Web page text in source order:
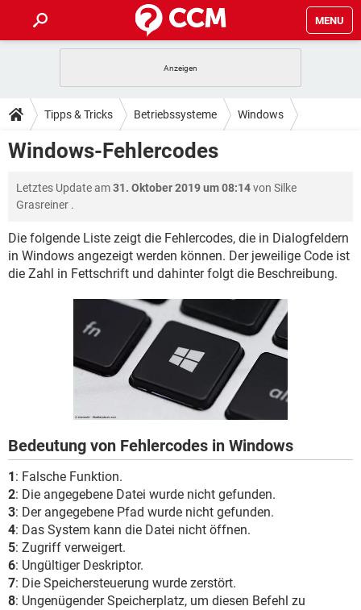
MENU
ANDROID IOS
WINDOWS 10 INSTAGRAM
FACEBOOK
TIPPS & TRICKS
SPIELE STREAMING
ANDROID IOS
WINDOWS 10 INSTAGRAM
FACEBOOK HARDWARE
DOWNLOADS
ANDROID
WHATSAPP TIKTOK
HARDWARE
FORUM
ANDROID IOS
WINDOWS 10 INSTAGRAM
TIKTOK
HARDWARE
SPIELE STREAMING
INSTAGRAM
TIKTOK
HARDWARE
Tipps & Tricks Betriebssysteme Windows
Windows-Fehlercodes
Letztes Update am31. Oktober 2019 um 08:14von Silke
Grasreiner .
Die folgende Liste zeigt die Fehlercodes, die in Dialogfeldern
in Windows angezeigt werden können. Der jeweilige Code ist
die Zahl in Fettschrift und dahinter folgt die Beschreibung.
Bedeutung von Fehlercodes in Windows
1: Falsche Funktion.
2: Die angegebene Datei wurde nicht gefunden.
3: Der angegebene Pfad wurde nicht gefunden.
4: Das System kann die Datei nicht öffnen.
5: Zugriff verweigert.
6: Ungültiger Deskriptor.
7: Die Speichersteuerung wurde zerstört.
8: Ungenügender Speicherplatz, um diesen Befehl zu